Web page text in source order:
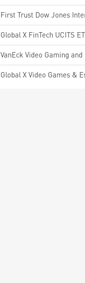
Global X FinTech UCITS
VanEck Video Gaming
Global X Video Games &